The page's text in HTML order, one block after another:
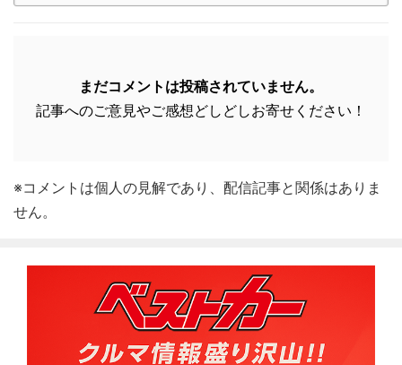
まだコメントは投稿されていません。
記事へのご意見やご感想どしどしお寄せください！
※コメントは個人の見解であり、配信記事と関係はありま
せん。